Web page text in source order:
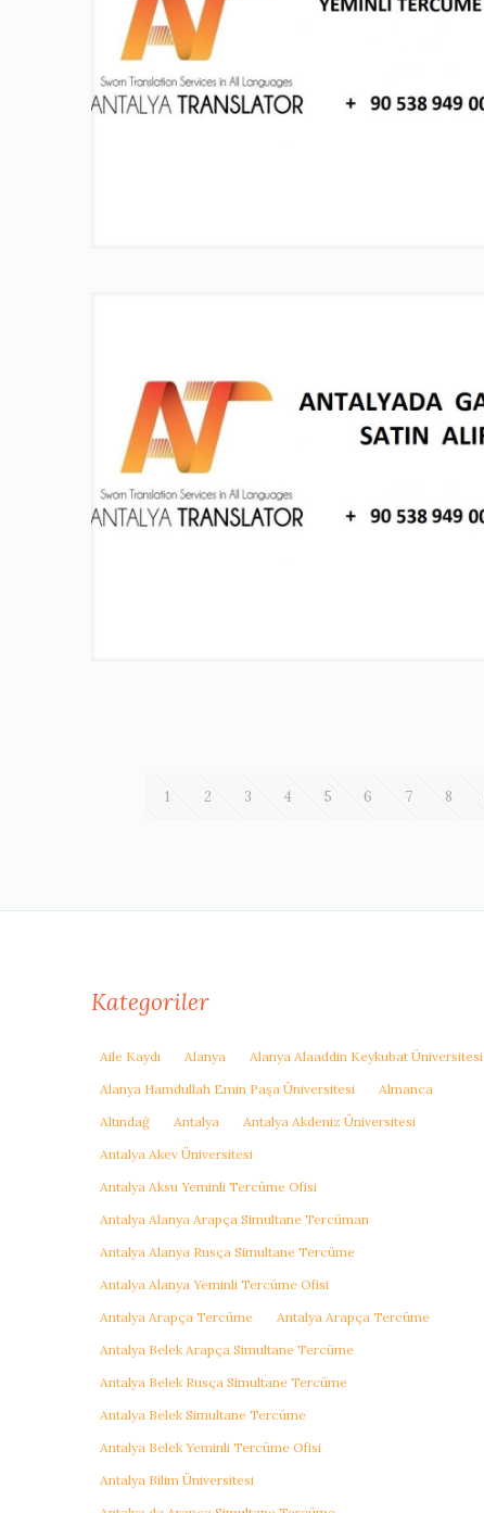
1 2 3 4 5 6 7 8
Kategoriler
Aile Kaydı Alanya
Alanya Alaaddin Keykubat Üniversitesi
Alanya Hamdullah Emin Paşa Üniversitesi
Almanca
Altındağ
Antalya
Antalya Akdeniz Üniversitesi
Antalya Akev Üniversitesi
Antalya Aksu Yeminli Tercüme Ofisi
Antalya Alanya Arapça Simultane Tercüman
Antalya Alanya Rusça Simultane Tercüme
Antalya Alanya Yeminli Tercüme Ofisi
Antalya Arapça Tercüme
Antalya Arapça Tercüme
Antalya Belek Arapça Simultane Tercüme
Antalya Belek Rusça Simultane Tercüme
Antalya Belek Simultane Tercüme
Antalya Belek Yeminli Tercüme Ofisi
Antalya Bilim Üniversitesi